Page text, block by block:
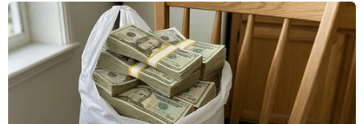
Indonesia (20h ngày 7/8): Cuộc quyết
đấu giành tấm vé bán kết duy nhất
07/08/2026 08:41
Cục diện ASEAN Cup: Việt Nam